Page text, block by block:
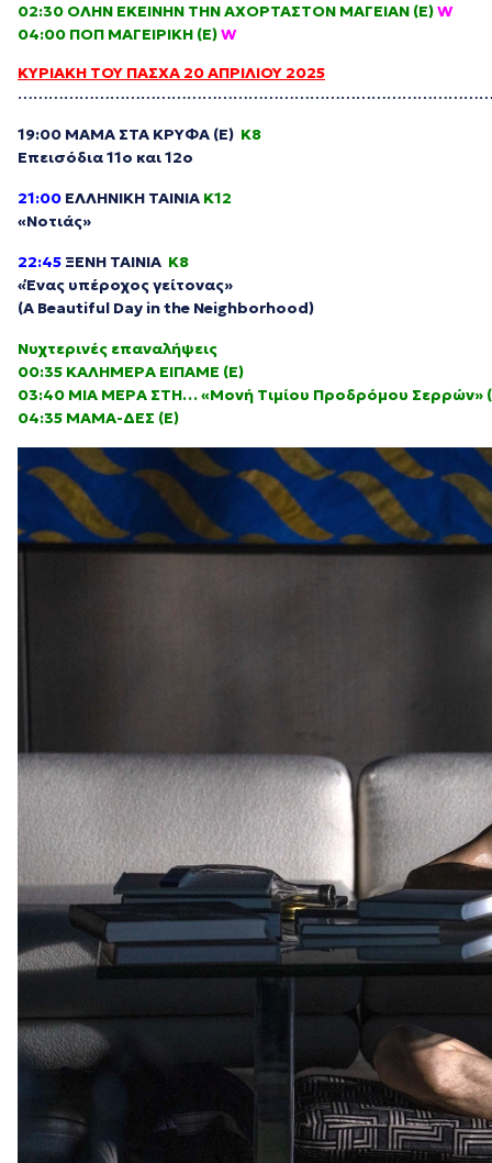
02:30 ΟΛΗΝ ΕΚΕΙΝΗΝ ΤΗΝ ΑΧΟΡΤΑΣΤΟΝ ΜΑΓΕΙΑΝ (Ε)W
04:00 ΠΟΠ ΜΑΓΕΙΡΙΚΗ (Ε)W
ΚΥΡΙΑΚΗ ΤΟΥ ΠΑΣΧΑ 20 ΑΠΡΙΛΙΟΥ 2025
19:00 ΜΑΜΑ ΣΤΑ ΚΡΥΦΑ (Ε) Κ8
Επεισόδια 11ο και 12ο
21:00 ΕΛΛΗΝΙΚΗ ΤΑΙΝΙΑ Κ12
«Νοτιάς»
22:45 ΞΕΝΗ ΤΑΙΝΙΑ Κ8
«Ένας υπέροχος γείτονας»
(A Beautiful Day in the Neighborhood)
Νυχτερινές επαναλήψεις
00:35 ΚΑΛΗΜΕΡΑ ΕΙΠΑΜΕ (Ε)
03:40 ΜΙΑ ΜΕΡΑ ΣΤΗ… «Μονή Τιμίου Προδρόμου Σερρών»
04:35 ΜΑΜΑ-ΔΕΣ (Ε)